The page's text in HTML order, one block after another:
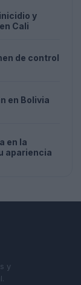
y
Cali
de control
en Bolivia
en la
apariencia
y